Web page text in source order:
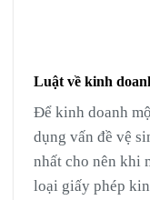
Luật về kinh
Để kinh doanh
dụng vấn đề vệ
nhất cho nên khi
loại giấy phép